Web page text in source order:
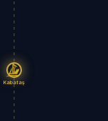
Kabataş